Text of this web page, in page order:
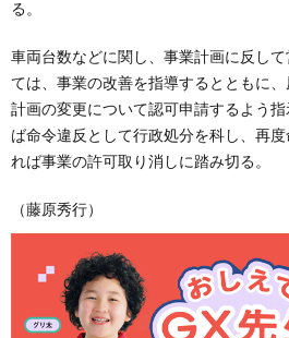
る。
車両台数などに関し、事業計画に反し
ては、事業の改善を指導するとともに
計画の変更について認可申請するよう
ば命令違反として行政処分を科し、再
れば事業の許可取り消しに踏み切る。
（藤原秀行）